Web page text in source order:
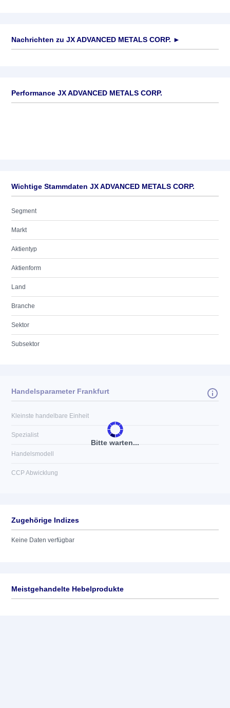
Nachrichten zu JX ADVANCED METALS CORP. ►
Performance JX ADVANCED METALS CORP.
Wichtige Stammdaten JX ADVANCED METALS CORP.
Segment
Markt
Aktientyp
Aktienform
Land
Branche
Sektor
Subsektor
Bitte warten...
Handelsparameter Frankfurt
Kleinste handelbare Einheit
Spezialist
Handelsmodell
CCP Abwicklung
Zugehörige Indizes
Keine Daten verfügbar
Meistgehandelte Hebelprodukte